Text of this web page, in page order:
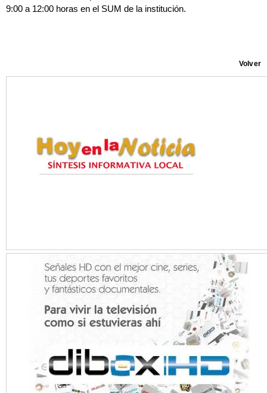
9:00 a 12:00 horas en el SUM de la institución.
Volver